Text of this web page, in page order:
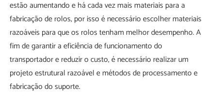
estão aumentando e há cada vez mais materiais para a
fabricação de rolos, por isso é necessário escolher materiais
razoáveis ​​para que os rolos tenham melhor desempenho. A
fim de garantir a eficiência de funcionamento do
transportador e reduzir o custo, é necessário realizar um
projeto estrutural razoável e métodos de processamento e
fabricação do suporte.